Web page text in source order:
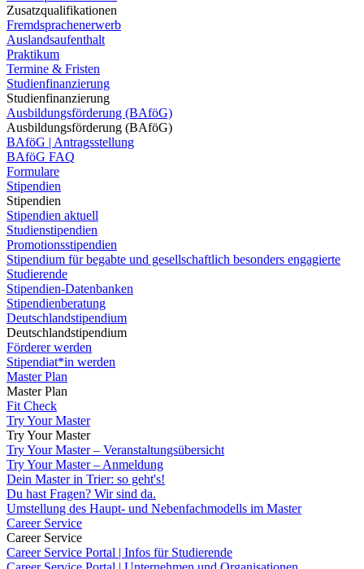
Zusatzqualifikationen
Fremdsprachenerwerb
Auslandsaufenthalt
Praktikum
Termine & Fristen
Studienfinanzierung
Studienfinanzierung
Ausbildungsförderung (BAföG)
Ausbildungsförderung (BAföG)
BAföG | Antragsstellung
BAföG FAQ
Formulare
Stipendien
Stipendien
Stipendien aktuell
Studienstipendien
Promotionsstipendien
Stipendium für begabte und gesellschaftlich besonders engagierte
Studierende
Stipendien-Datenbanken
Stipendienberatung
Deutschlandstipendium
Deutschlandstipendium
Förderer werden
Stipendiat*in werden
Master Plan
Master Plan
Fit Check
Try Your Master
Try Your Master
Try Your Master – Veranstaltungsübersicht
Try Your Master – Anmeldung
Dein Master in Trier: so geht's!
Du hast Fragen? Wir sind da.
Umstellung des Haupt- und Nebenfachmodells im Master
Career Service
Career Service
Career Service Portal | Infos für Studierende